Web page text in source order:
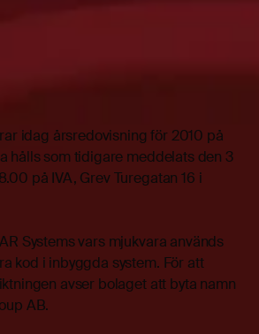
idag årsredovisning för 2010 på
hålls som tidigare meddelats den 3
på IVA, Grev Turegatan 16 i
Systems vars mjukvara används
kod i inbyggda system. För att
avser bolaget att byta namn
AB.